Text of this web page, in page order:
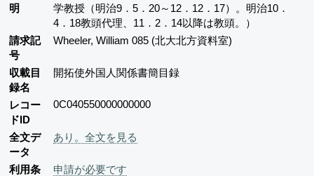
明
学教授（明治9．5．20～12．12．17）。明治10．
4．18教頭代理、11．2．14以降は教頭。）
請求記
号
Wheeler, William 085 (北大北方資料室)
収載目
録名
開拓使外国人関係書簡目録
レコー
ドID
0C040550000000000
全文デ
ータ
あり。全文を見る
利用条
申請が必要です